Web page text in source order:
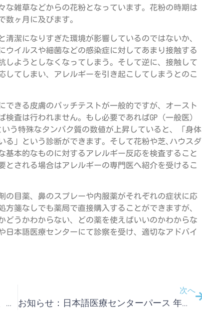
な雑草などからの花粉となっています。花粉の時期は
数ヶ月に及びます。
潔になりすぎた環境が影響しているのではないか、
ウイルスや細菌などの感染症に対してあまり接触する
しようとしなくなってしまう。そして逆に、接触して
してしまい、アレルギーを引き起こしてしまうとのこ
できる皮膚のパッチテストが一般的ですが、オースト
査は行われません。もし必要であればGP（一般医）
う特殊なタンパク質の数値が上昇していると、「身体
る」という診断ができます。そして花粉や芝､ハウスダ
基本的なものに対するアレルギー反応を検査すること
とされる場合はアレルギーの専門医へ紹介を受けるこ
の目薬、鼻のスプレーや内服薬がそれぞれの症状に応
箋なしでも薬局で直接購入することができますが、
どうかわからない、どの薬を使えばいいのかわからな
日本語医療センターにて診察を受け、適切なアドバイ
お知らせ：ワクチンを3回未接種の方で、日本への帰国前に陰性証明が必要な方へ
次へ
お知らせ：日本語医療センターパース 年末年始のお知らせ